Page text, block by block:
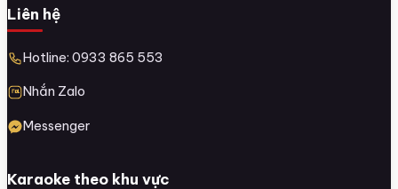
Liên hệ
Hotline: 0933 865 553
Nhắn Zalo
Messenger
Karaoke theo khu vực